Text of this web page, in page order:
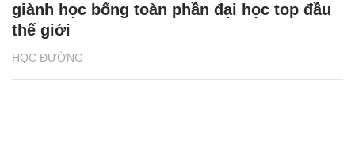
HỌC ĐƯỜNG
giành học bổng toàn phần đại học top đầu
thế giới